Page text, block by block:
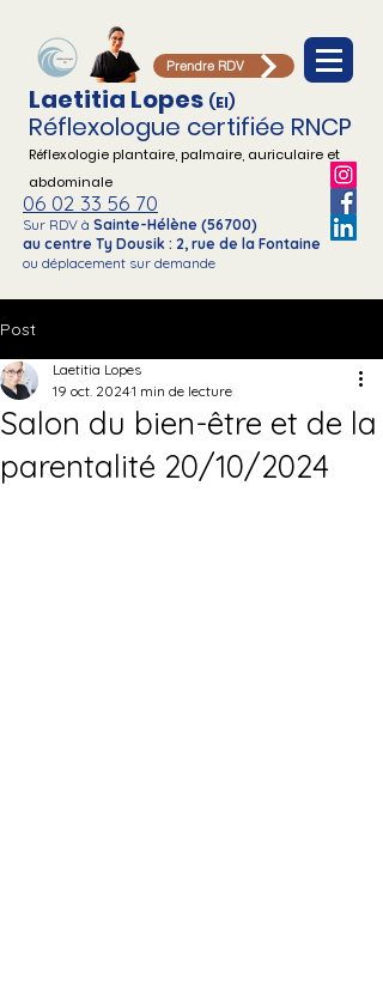
Laetitia Lopes (EI)
Réflexologue certifiée RNCP
Réflexologie plantaire, palmaire, auriculaire et
abdominale
06 02 33 56 70
Sur RDV à Sainte-Hélène (56700)
au centre Ty Dousik : 2, rue de la Fontaine
ou déplacement sur demande
Prendre RDV
Post
Salon du bien-être et de la
parentalité 20/10/2024
Laetitia Lopes
19 oct. 20241 min de lecture